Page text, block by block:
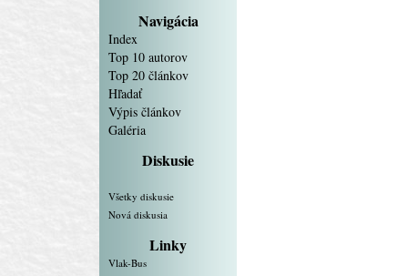
Navigácia
Index
Top 10 autorov
Top 20 článkov
Hľadať
Výpis článkov
Galéria
Diskusie
Všetky diskusie
Nová diskusia
Linky
Vlak-Bus